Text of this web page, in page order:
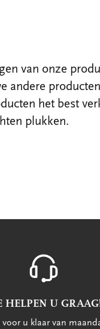
van onze
andere
het best
plukken.
HELPEN U
voor u klaar van